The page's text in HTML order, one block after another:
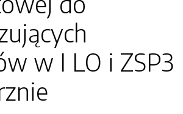
w I LO i ZSP3